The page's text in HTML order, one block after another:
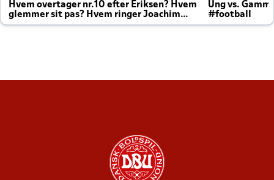
Hvem overtager nr.10 efter Eriksen? Hvem
glemmer sit pas? Hvem ringer Joachim
altid til efter kampe?
Ung vs.
#football